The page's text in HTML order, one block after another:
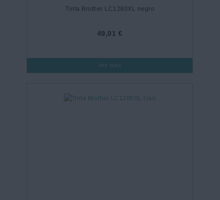
Tinta Brother LC1280XL negro
49,01 €
Ver más